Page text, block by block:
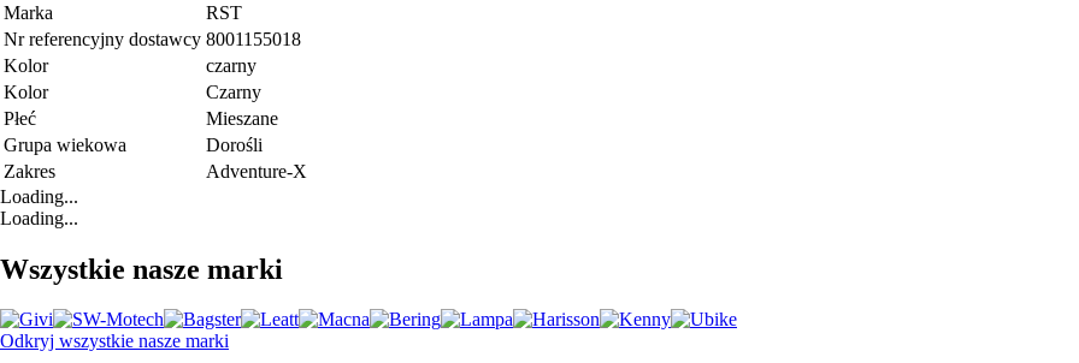
Marka
RST
Nr referencyjny dostawcy 8001155018
Kolor
czarny
Kolor
Czarny
Płeć
Mieszane
Grupa wiekowa
Dorośli
Zakres
Adventure-X
Loading...
Loading...
Wszystkie nasze marki
Odkryj wszystkie nasze marki